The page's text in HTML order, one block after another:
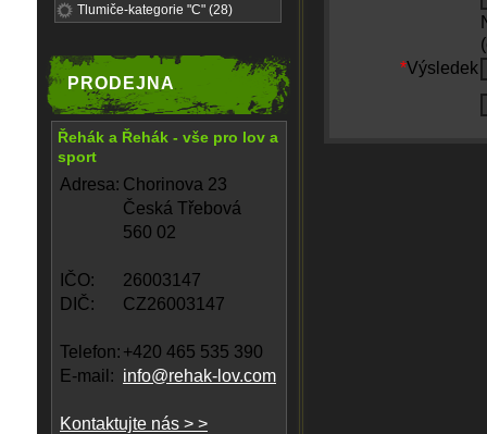
Tlumiče-kategorie "C" (28)
PRODEJNA
Řehák a Řehák - vše pro lov a
sport
Adresa: Chorinova 23
Česká Třebová
560 02
IČO:
26003147
DIČ:
CZ26003147
Telefon: +420 465 535 390
E-mail: info@rehak-lov.com
Kontaktujte nás > >
*Výsledek